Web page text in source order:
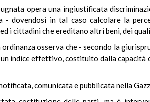
opera una ingiustificata
- dovendosi in tal caso calcolare la
i cittadini che ereditano altri beni, dei
osserva che - secondo la
indice effettivo, costituito dalla
comunicata e pubblicata nella